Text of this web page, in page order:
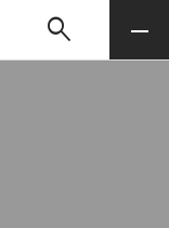
Söksearch Meny